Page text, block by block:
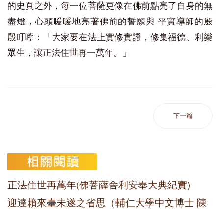
的史頁之外，每一位菩薩更像在佛前點亮了自身的無
盡燈，心頭暖暖地亮著佛前的誓願與 平實導師的殷
殷叮嚀：「大家要在法上實修實證，修集福德、利樂
眾生，讓正法住世再一萬年。」
下一篇
正法住世再萬年(佛菩薩舍利安奉大典紀實)
迎達賴來臺未遂之省思（輔仁大學中文博士 陳